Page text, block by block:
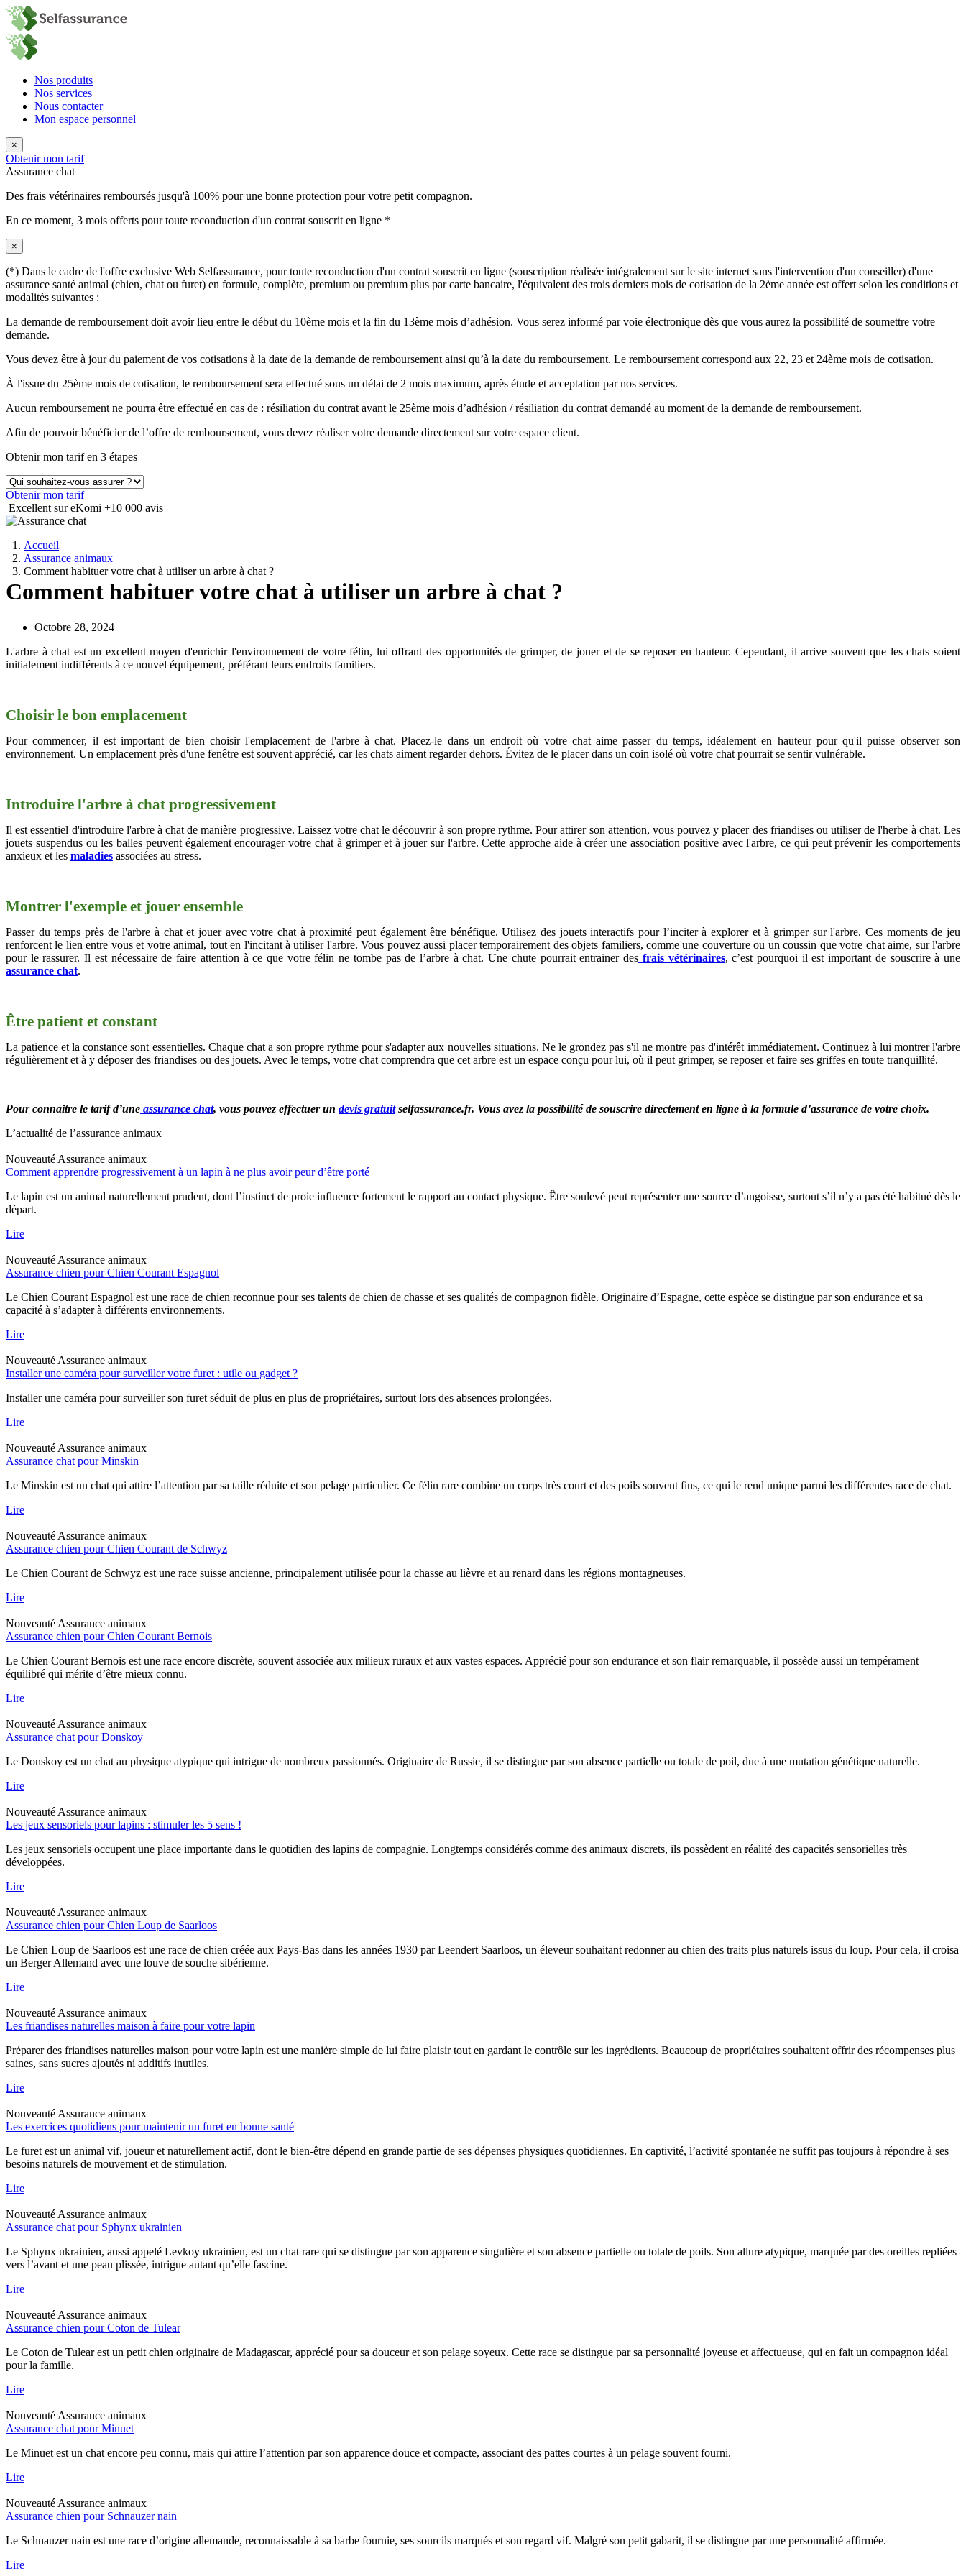
Nos produits
Nos services
Nous contacter
Mon espace personnel
×
Obtenir mon tarif
Assurance chat
Des frais vétérinaires remboursés jusqu'à 100% pour une bonne protection pour votre petit compagnon.
En ce moment, 3 mois offerts pour toute reconduction d'un contrat souscrit en ligne *
×
(*) Dans le cadre de l'offre exclusive Web Selfassurance, pour toute reconduction d'un contrat souscrit en ligne (souscription réalisée intégralement sur le site internet sans l'intervention d'un conseiller) d'une
assurance santé animal (chien, chat ou furet) en formule, complète, premium ou premium plus par carte bancaire, l'équivalent des trois derniers mois de cotisation de la 2ème année est offert selon les conditions et
modalités suivantes :
La demande de remboursement doit avoir lieu entre le début du 10ème mois et la fin du 13ème mois d’adhésion. Vous serez informé par voie électronique dès que vous aurez la possibilité de soumettre votre
demande.
Vous devez être à jour du paiement de vos cotisations à la date de la demande de remboursement ainsi qu’à la date du remboursement. Le remboursement correspond aux 22, 23 et 24ème mois de cotisation.
À l'issue du 25ème mois de cotisation, le remboursement sera effectué sous un délai de 2 mois maximum, après étude et acceptation par nos services.
Aucun remboursement ne pourra être effectué en cas de : résiliation du contrat avant le 25ème mois d’adhésion / résiliation du contrat demandé au moment de la demande de remboursement.
Afin de pouvoir bénéficier de l’offre de remboursement, vous devez réaliser votre demande directement sur votre espace client.
Obtenir mon tarif en 3 étapes
Obtenir mon tarif
Excellent sur eKomi +10 000 avis
Accueil
Assurance animaux
Comment habituer votre chat à utiliser un arbre à chat ?
Comment habituer votre chat à utiliser un arbre à chat ?
Octobre 28, 2024
L'arbre à chat est un excellent moyen d'enrichir l'environnement de votre félin, lui offrant des opportunités de grimper, de jouer et de se reposer en hauteur. Cependant, il arrive souvent que les chats soient
initialement indifférents à ce nouvel équipement, préférant leurs endroits familiers.
Choisir le bon emplacement
Pour commencer, il est important de bien choisir l'emplacement de l'arbre à chat. Placez-le dans un endroit où votre chat aime passer du temps, idéalement en hauteur pour qu'il puisse observer son
environnement. Un emplacement près d'une fenêtre est souvent apprécié, car les chats aiment regarder dehors. Évitez de le placer dans un coin isolé où votre chat pourrait se sentir vulnérable.
Introduire l'arbre à chat progressivement
Il est essentiel d'introduire l'arbre à chat de manière progressive. Laissez votre chat le découvrir à son propre rythme. Pour attirer son attention, vous pouvez y placer des friandises ou utiliser de l'herbe à chat. Les
jouets suspendus ou les balles peuvent également encourager votre chat à grimper et à jouer sur l'arbre. Cette approche aide à créer une association positive avec l'arbre, ce qui peut prévenir les comportements
anxieux et les maladies associées au stress.
Montrer l'exemple et jouer ensemble
Passer du temps près de l'arbre à chat et jouer avec votre chat à proximité peut également être bénéfique. Utilisez des jouets interactifs pour l’inciter à explorer et à grimper sur l'arbre. Ces moments de jeu
renforcent le lien entre vous et votre animal, tout en l'incitant à utiliser l'arbre. Vous pouvez aussi placer temporairement des objets familiers, comme une couverture ou un coussin que votre chat aime, sur l'arbre
pour le rassurer. Il est nécessaire de faire attention à ce que votre félin ne tombe pas de l’arbre à chat. Une chute pourrait entrainer des frais vétérinaires, c’est pourquoi il est important de souscrire à une
assurance chat.
Être patient et constant
La patience et la constance sont essentielles. Chaque chat a son propre rythme pour s'adapter aux nouvelles situations. Ne le grondez pas s'il ne montre pas d'intérêt immédiatement. Continuez à lui montrer l'arbre
régulièrement et à y déposer des friandises ou des jouets. Avec le temps, votre chat comprendra que cet arbre est un espace conçu pour lui, où il peut grimper, se reposer et faire ses griffes en toute tranquillité.
Pour connaitre le tarif d’une assurance chat, vous pouvez effectuer un devis gratuitselfassurance.fr. Vous avez la possibilité de souscrire directement en ligne à la formule d’assurance de votre choix.
L’actualité de l’assurance animaux
Nouveauté Assurance animaux
Comment apprendre progressivement à un lapin à ne plus avoir peur d’être porté
Le lapin est un animal naturellement prudent, dont l’instinct de proie influence fortement le rapport au contact physique. Être soulevé peut représenter une source d’angoisse, surtout s’il n’y a pas été habitué dès le
départ.
Lire
Nouveauté Assurance animaux
Assurance chien pour Chien Courant Espagnol
Le Chien Courant Espagnol est une race de chien reconnue pour ses talents de chien de chasse et ses qualités de compagnon fidèle. Originaire d’Espagne, cette espèce se distingue par son endurance et sa
capacité à s’adapter à différents environnements.
Lire
Nouveauté Assurance animaux
Installer une caméra pour surveiller votre furet : utile ou gadget ?
Installer une caméra pour surveiller son furet séduit de plus en plus de propriétaires, surtout lors des absences prolongées.
Lire
Nouveauté Assurance animaux
Assurance chat pour Minskin
Le Minskin est un chat qui attire l’attention par sa taille réduite et son pelage particulier. Ce félin rare combine un corps très court et des poils souvent fins, ce qui le rend unique parmi les différentes race de chat.
Lire
Nouveauté Assurance animaux
Assurance chien pour Chien Courant de Schwyz
Le Chien Courant de Schwyz est une race suisse ancienne, principalement utilisée pour la chasse au lièvre et au renard dans les régions montagneuses.
Lire
Nouveauté Assurance animaux
Assurance chien pour Chien Courant Bernois
Le Chien Courant Bernois est une race encore discrète, souvent associée aux milieux ruraux et aux vastes espaces. Apprécié pour son endurance et son flair remarquable, il possède aussi un tempérament
équilibré qui mérite d’être mieux connu.
Lire
Nouveauté Assurance animaux
Assurance chat pour Donskoy
Le Donskoy est un chat au physique atypique qui intrigue de nombreux passionnés. Originaire de Russie, il se distingue par son absence partielle ou totale de poil, due à une mutation génétique naturelle.
Lire
Nouveauté Assurance animaux
Les jeux sensoriels pour lapins : stimuler les 5 sens !
Les jeux sensoriels occupent une place importante dans le quotidien des lapins de compagnie. Longtemps considérés comme des animaux discrets, ils possèdent en réalité des capacités sensorielles très
développées.
Lire
Nouveauté Assurance animaux
Assurance chien pour Chien Loup de Saarloos
Le Chien Loup de Saarloos est une race de chien créée aux Pays-Bas dans les années 1930 par Leendert Saarloos, un éleveur souhaitant redonner au chien des traits plus naturels issus du loup. Pour cela, il croisa
un Berger Allemand avec une louve de souche sibérienne.
Lire
Nouveauté Assurance animaux
Les friandises naturelles maison à faire pour votre lapin
Préparer des friandises naturelles maison pour votre lapin est une manière simple de lui faire plaisir tout en gardant le contrôle sur les ingrédients. Beaucoup de propriétaires souhaitent offrir des récompenses plus
saines, sans sucres ajoutés ni additifs inutiles.
Lire
Nouveauté Assurance animaux
Les exercices quotidiens pour maintenir un furet en bonne santé
Le furet est un animal vif, joueur et naturellement actif, dont le bien-être dépend en grande partie de ses dépenses physiques quotidiennes. En captivité, l’activité spontanée ne suffit pas toujours à répondre à ses
besoins naturels de mouvement et de stimulation.
Lire
Nouveauté Assurance animaux
Assurance chat pour Sphynx ukrainien
Le Sphynx ukrainien, aussi appelé Levkoy ukrainien, est un chat rare qui se distingue par son apparence singulière et son absence partielle ou totale de poils. Son allure atypique, marquée par des oreilles repliées
vers l’avant et une peau plissée, intrigue autant qu’elle fascine.
Lire
Nouveauté Assurance animaux
Assurance chien pour Coton de Tulear
Le Coton de Tulear est un petit chien originaire de Madagascar, apprécié pour sa douceur et son pelage soyeux. Cette race se distingue par sa personnalité joyeuse et affectueuse, qui en fait un compagnon idéal
pour la famille.
Lire
Nouveauté Assurance animaux
Assurance chat pour Minuet
Le Minuet est un chat encore peu connu, mais qui attire l’attention par son apparence douce et compacte, associant des pattes courtes à un pelage souvent fourni.
Lire
Nouveauté Assurance animaux
Assurance chien pour Schnauzer nain
Le Schnauzer nain est une race d’origine allemande, reconnaissable à sa barbe fournie, ses sourcils marqués et son regard vif. Malgré son petit gabarit, il se distingue par une personnalité affirmée.
Lire